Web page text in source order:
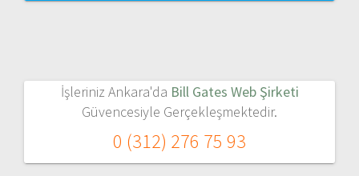
İşleriniz Ankara'da Bill Gates Web Şirketi
Güvencesiyle Gerçekleşmektedir.
0 (312) 276 75 93